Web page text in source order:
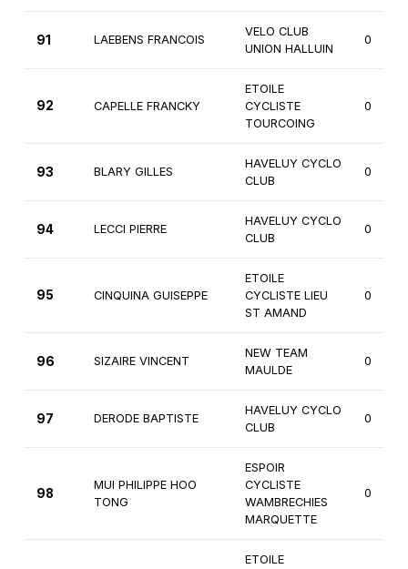
91 LAEBENS FRANCOIS
VELO CLUB
UNION HALLUIN
0
92 CAPELLE FRANCKY
ETOILE
CYCLISTE
TOURCOING
0
93 BLARY GILLES
HAVELUY CYCLO
CLUB
0
94 LECCI PIERRE
HAVELUY CYCLO
CLUB
0
95 CINQUINA GUISEPPE
ETOILE
CYCLISTE LIEU
ST AMAND
0
96 SIZAIRE VINCENT
NEW TEAM
MAULDE
0
97 DERODE BAPTISTE
HAVELUY CYCLO
CLUB
0
98
MUI PHILIPPE HOO
TONG
ESPOIR
CYCLISTE
WAMBRECHIES
MARQUETTE
0
ETOILE